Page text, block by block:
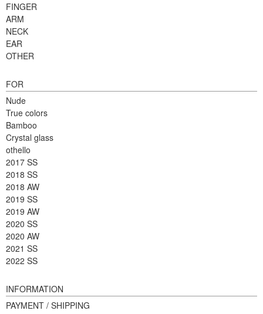
FINGER
ARM
NECK
EAR
OTHER
FOR
Nude
True colors
Bamboo
Crystal glass
othello
2017 SS
2018 SS
2018 AW
2019 SS
2019 AW
2020 SS
2020 AW
2021 SS
2022 SS
INFORMATION
PAYMENT / SHIPPING